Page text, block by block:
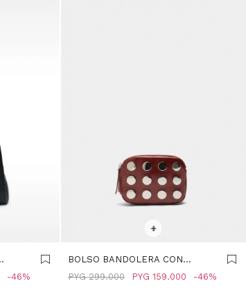
46
+
BOLSO BANDOLERA CON
DETALLES METÁLICOS - ROJO
PYG 159.000
PYG 299.000 46